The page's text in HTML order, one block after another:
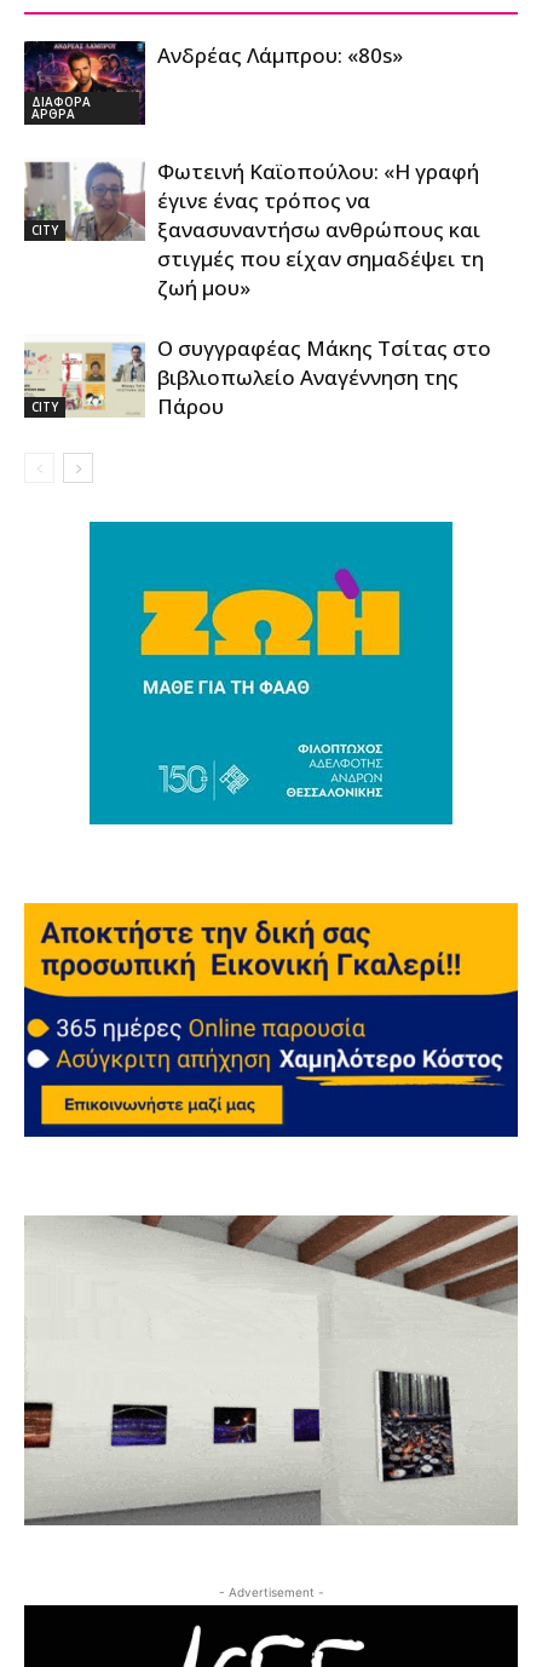
ΔΙΑΦΟΡΑ
ΑΡΘΡΑ
Ανδρέας Λάμπρου: «80s»
CITY
Φωτεινή Καϊοπούλου: «Η γραφή
έγινε ένας τρόπος να
ξανασυναντήσω ανθρώπους και
στιγμές που είχαν σημαδέψει τη
ζωή μου»
CITY
Ο συγγραφέας Μάκης Τσίτας στο
βιβλιοπωλείο Αναγέννηση της
Πάρου
- Advertisement -